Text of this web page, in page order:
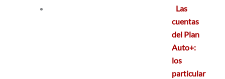
Las
cuentas
del Plan
Auto+:
los
particular